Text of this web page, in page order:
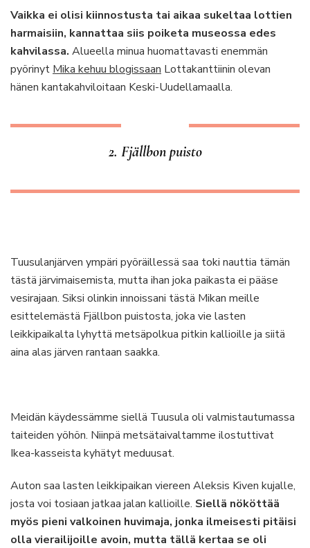
Vaikka ei olisi kiinnostusta tai aikaa sukeltaa lottien
harmaisiin, kannattaa siis poiketa museossa edes
kahvilassa. Alueella minua huomattavasti enemmän
pyörinyt Mika kehuu blogissaan Lottakanttiinin olevan
hänen kantakahviloitaan Keski-Uudellamaalla.
2. Fjällbon puisto
Tuusulanjärven ympäri pyöräillessä saa toki nauttia tämän
tästä järvimaisemista, mutta ihan joka paikasta ei pääse
vesirajaan. Siksi olinkin innoissani tästä Mikan meille
esittelemästä Fjällbon puistosta, joka vie lasten
leikkipaikalta lyhyttä metsäpolkua pitkin kallioille ja siitä
aina alas järven rantaan saakka.
Meidän käydessämme siellä Tuusula oli valmistautumassa
taiteiden yöhön. Niinpä metsätaivaltamme ilostuttivat
Ikea-kasseista kyhätyt meduusat.
Auton saa lasten leikkipaikan viereen Aleksis Kiven kujalle,
josta voi tosiaan jatkaa jalan kallioille. Siellä nököttää
myös pieni valkoinen huvimaja, jonka ilmeisesti pitäisi
olla vierailijoille avoin, mutta tällä kertaa se oli